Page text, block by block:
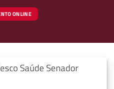
ONLINE
Saúde Senador